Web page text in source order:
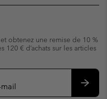
obtenez une remise de 10 %
€ d’achats sur les articles